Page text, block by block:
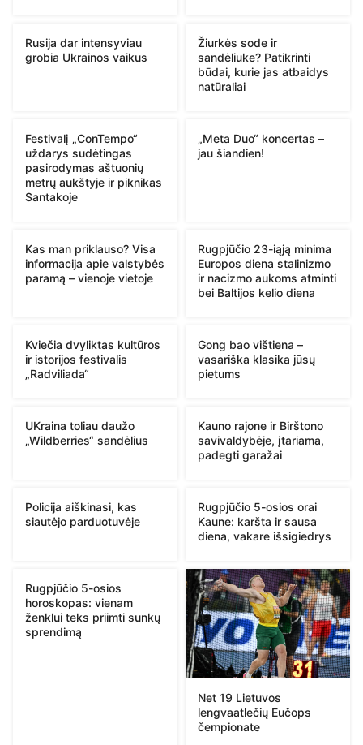
Rusija dar intensyviau
grobia Ukrainos vaikus
Žiurkės sode ir
sandėliuke? Patikrinti
būdai, kurie jas atbaidys
natūraliai
Festivalį „ConTempo“
uždarys sudėtingas
pasirodymas aštuonių
metrų aukštyje ir piknikas
Santakoje
„Meta Duo“ koncertas –
jau šiandien!
Kas man priklauso? Visa
informacija apie valstybės
paramą – vienoje vietoje
Rugpjūčio 23-iąją minima
Europos diena stalinizmo
ir nacizmo aukoms atminti
bei Baltijos kelio diena
Kviečia dvyliktas kultūros
ir istorijos festivalis
„Radviliada“
Gong bao vištiena –
vasariška klasika jūsų
pietums
UKraina toliau daužo
„Wildberries“ sandėlius
Kauno rajone ir Birštono
savivaldybėje, įtariama,
padegti garažai
Policija aiškinasi, kas
siautėjo parduotuvėje
Rugpjūčio 5-osios orai
Kaune: karšta ir sausa
diena, vakare išsigiedrys
Rugpjūčio 5-osios
horoskopas: vienam
ženklui teks priimti sunkų
sprendimą
Net 19 Lietuvos
lengvaatlečių Eučops
čempionate